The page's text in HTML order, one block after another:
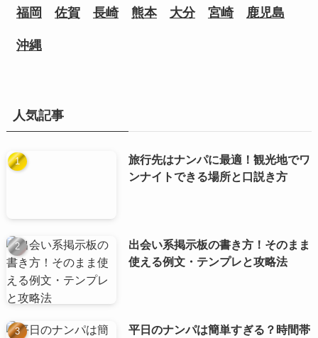
福岡 佐賀 長崎 熊本 大分 宮崎 鹿児島
沖縄
人気記事
旅行先はナンパに最適！観光地でワ
ンナイトできる場所と口説き方
出会い系掲示板の書き方！そのまま
使える例文・テンプレと攻略法
平日のナンパは簡単すぎる？時間帯